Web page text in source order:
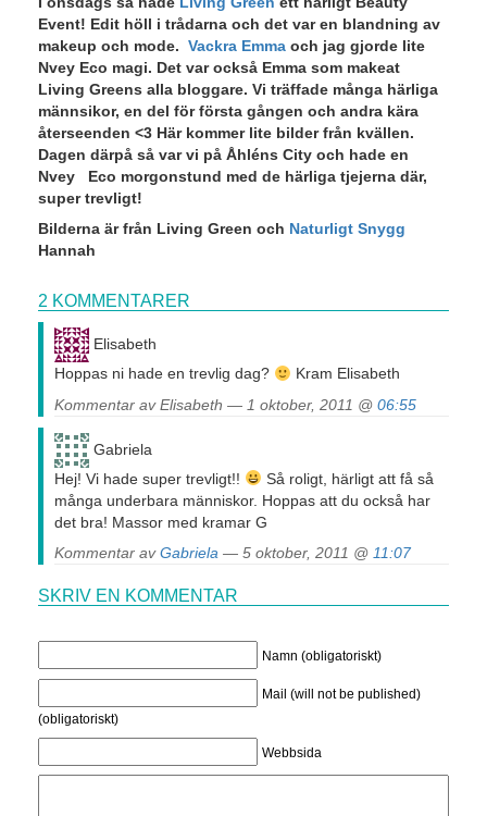
Event! Edit höll i trådarna och det var en blandning av
makeup och mode. Vackra Emma och jag gjorde lite
Nvey Eco magi. Det var också Emma som makeat
Living Greens alla bloggare. Vi träffade många härliga
männsikor, en del för första gången och andra kära
återseenden <3 Här kommer lite bilder från kvällen.
Dagen därpå så var vi på Åhléns City och hade en
Nvey Eco morgonstund med de härliga tjejerna där,
super trevligt!
Bilderna är från Living Green och Naturligt Snygg
Hannah
2 KOMMENTARER
Elisabeth
Hoppas ni hade en trevlig dag?
Kram Elisabeth
Kommentar av Elisabeth — 1 oktober, 2011 @ 06:55
Gabriela
Hej! Vi hade super trevligt!!
Så roligt, härligt att få så
många underbara människor. Hoppas att du också har
det bra! Massor med kramar G
Kommentar avGabriela — 5 oktober, 2011 @ 11:07
SKRIV EN KOMMENTAR
Namn (obligatoriskt)
Mail (will not be published)
(obligatoriskt)
Webbsida